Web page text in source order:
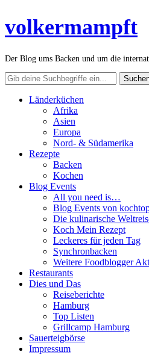
volkermampft
Der Blog ums Backen und um die
Länderküchen
Afrika
Asien
Europa
Nord- & Südamerika
Rezepte
Backen
Kochen
Blog Events
All you need is…
Blog Events von
Die kulinarische
Koch Mein Rezept
Leckeres für jeden Tag
Synchronbacken
Weitere Foodblogger
Restaurants
Dies und Das
Reiseberichte
Hamburg
Top Listen
Grillcamp Hamburg
Sauerteigbörse
Impressum